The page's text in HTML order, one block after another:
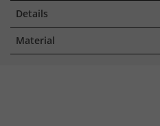
Details
Material